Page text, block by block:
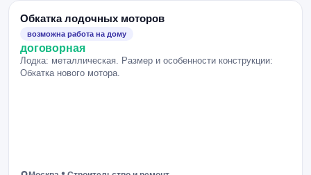
Обкатка лодочных моторов
возможна работа на дому
договорная
Лодка: металлическая. Размер и особенности конструкции:
Обкатка нового мотора.